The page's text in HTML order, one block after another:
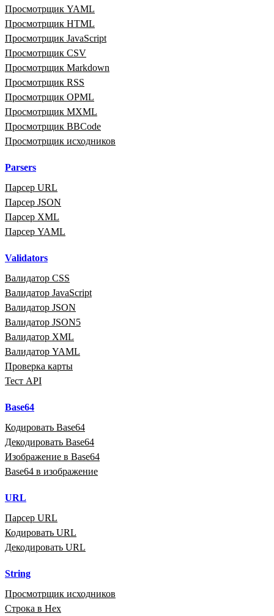
Просмотрщик YAML
Просмотрщик HTML
Просмотрщик JavaScript
Просмотрщик CSV
Просмотрщик Markdown
Просмотрщик RSS
Просмотрщик OPML
Просмотрщик MXML
Просмотрщик BBCode
Просмотрщик исходников
Parsers
Парсер URL
Парсер JSON
Парсер XML
Парсер YAML
Validators
Валидатор CSS
Валидатор JavaScript
Валидатор JSON
Валидатор JSON5
Валидатор XML
Валидатор YAML
Проверка карты
Тест API
Base64
Кодировать Base64
Декодировать Base64
Изображение в Base64
Base64 в изображение
URL
Парсер URL
Кодировать URL
Декодировать URL
String
Просмотрщик исходников
Строка в Hex